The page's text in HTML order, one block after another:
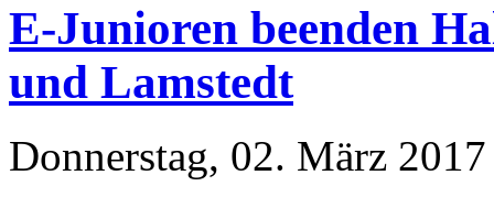
E-Junioren beenden
und Lamstedt
Donnerstag, 02. März 2017